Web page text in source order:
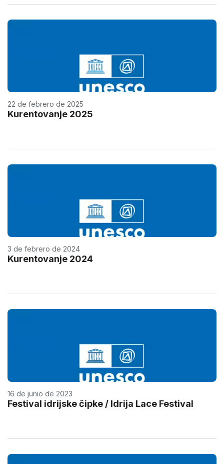
22 de febrero de 2025
Kurentovanje 2025
3 de febrero de 2024
Kurentovanje 2024
16 de junio de 2023
Festival idrijske čipke / Idrija Lace Festival